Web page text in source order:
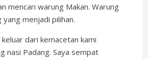
mencari warung Makan. Warung
yang menjadi pilihan.
dari kemacetan kami
nasi Padang. Saya sempat